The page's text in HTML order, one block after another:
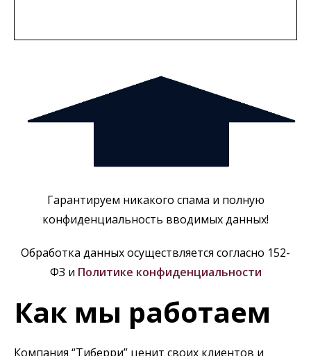
Гарантируем никакого спама и полную
конфиденциальность вводимых данных!
Обработка данных осуществляется согласно 152-
ФЗ и Политике конфиденциальности
Как мы работаем
Компания “Тиберри” ценит своих клиентов и